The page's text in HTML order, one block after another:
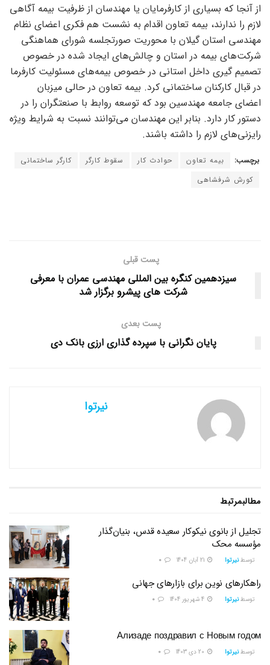
از آنجا که بسیاری از کارفرمایان یا مهندسان از ظرفیت بیمه آگاهی
لازم را ندارند، بیمه تعاون اقدام به نشست هم فکری اعضای نظام
مهندسی استان گیلان با محوریت صورتجلسه شورای هماهنگی
شرکت‌های بیمه در استان و چالش‌های ایجاد شده در خصوص
تصمیم گیری داخل استانی در خصوص بیمه‌های مسئولیت کارفرما
در قبال کارکنان ساختمانی کرد. بیمه تعاون در حالی میزبان
اعضای جامعه مهندسین بود که توسعه روابط با صنعتگران را در
دستور کار دارد. بنابر این مهندسان می‌توانند نسبت به شرایط ویژه
رایزنی‌های لازم را داشته باشند.
برچسب: بیمه تعاون حوادث کار سقوط کارگر
کارگر ساختمانی
کورش شرفشاهی
پست قبلی
سیزدهمین کنگره بین المللی مهندسی عمران با معرفی
شرکت های پیشرو برگزار شد
پست بعدی
پایان نگرانی با سپرده گذاری ارزی بانک دی
نیرتوا
مطالبمرتبط
تجلیل از بانوی نیکوکار سعیده قدس، بنیان‌گذار
مؤسسه محک
توسط نیرتوا
راهکارهای نوین برای بازارهای جهانی
توسط نیرتوا
Ализаде поздравил с Новым годом
توسط نیرتوا